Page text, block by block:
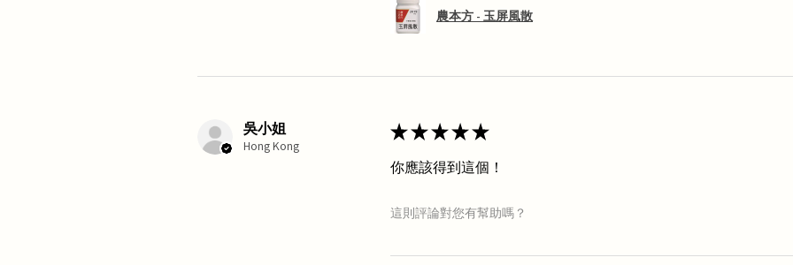
農本方 - 玉屏風散
吳小姐
Hong Kong
★★★★★
你應該得到這個！
這則評論對您有幫助嗎？